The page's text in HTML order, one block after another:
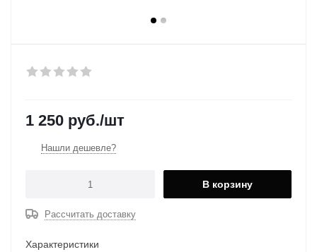
1 250 руб./шт
Нашли дешевле?
В корзину
Рассчитать доставку
Характеристики